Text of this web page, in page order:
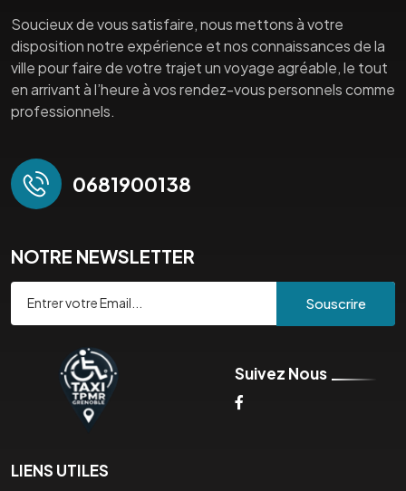
Soucieux de vous satisfaire, nous mettons à votre
disposition notre expérience et nos connaissances de la
ville pour faire de votre trajet un voyage agréable, le tout
en arrivant à l’heure à vos rendez-vous personnels comme
professionnels.
0681900138
NOTRE NEWSLETTER
Souscrire
Suivez Nous
LIENS UTILES